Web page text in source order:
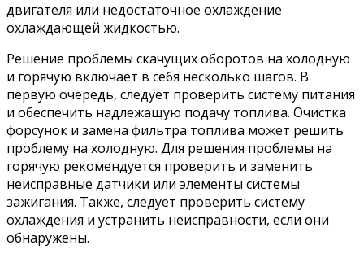
двигателя или недостаточное охлаждение
охлаждающей жидкостью.
Решение проблемы скачущих оборотов на холодную
и горячую включает в себя несколько шагов. В
первую очередь, следует проверить систему питания
и обеспечить надлежащую подачу топлива. Очистка
форсунок и замена фильтра топлива может решить
проблему на холодную. Для решения проблемы на
горячую рекомендуется проверить и заменить
неисправные датчики или элементы системы
зажигания. Также, следует проверить систему
охлаждения и устранить неисправности, если они
обнаружены.